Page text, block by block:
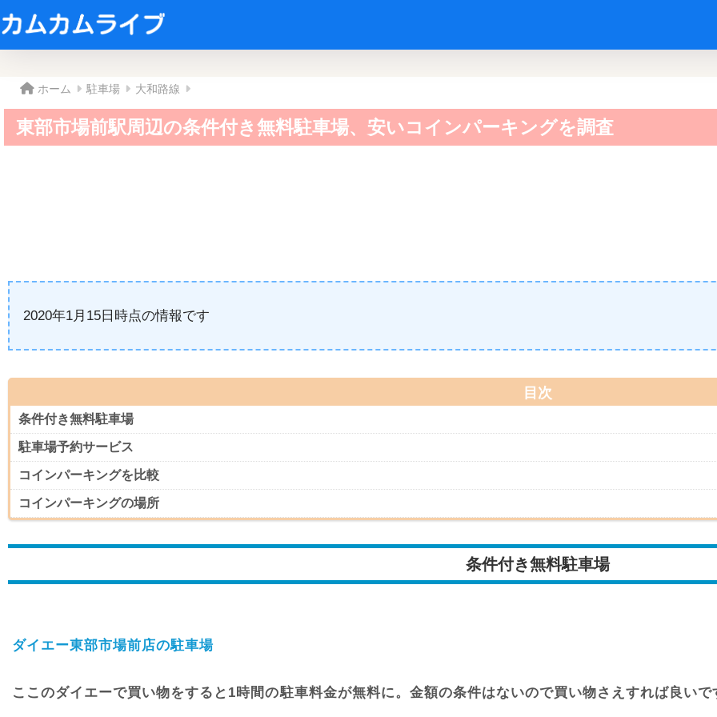
ホーム 駐車場 大和路線
東部市場前駅周辺の条件付き無料駐車場、安いコインパーキングを調査
2020年1月15日時点の情報です
目次
条件付き無料駐車場
駐車場予約サービス
コインパーキングを比較
コインパーキングの場所
条件付き無料駐車場
ダイエー東部市場前店の駐車場
ここのダイエーで買い物をすると1時間の駐車料金が無料に。金額の条件はないので買い物さえすれば良いで